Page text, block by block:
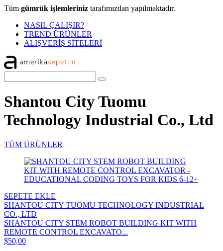
Tüm gümrük işlemleriniz tarafımızdan yapılmaktadır.
NASIL ÇALIŞIR?
TREND ÜRÜNLER
ALIŞVERİŞ SİTELERİ
Shantou City Tuomu
Technology Industrial Co., Ltd
TÜM ÜRÜNLER
SEPETE EKLE
SHANTOU CITY TUOMU TECHNOLOGY INDUSTRIAL
CO., LTD
SHANTOU CITY STEM ROBOT BUILDING KIT WITH
REMOTE CONTROL EXCAVATO...
$50,00